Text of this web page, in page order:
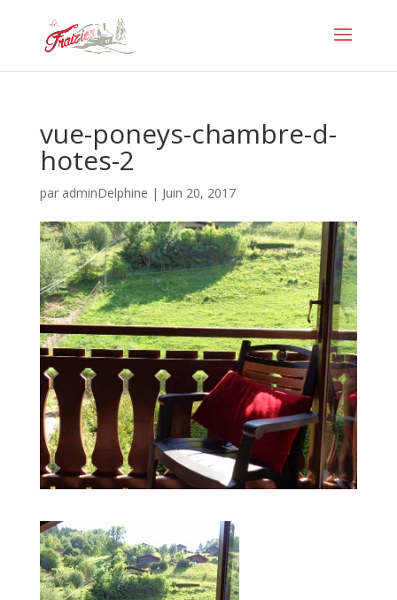
vue-poneys-chambre-d-
hotes-2
par adminDelphine | Juin 20, 2017